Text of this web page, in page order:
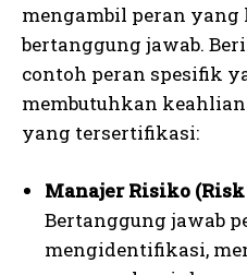
mengambil peran yang
bertanggung jawab.
contoh peran spesifik
membutuhkan
yang tersertifikasi:
Manajer Risiko
Bertanggung jawab
mengidentifikasi,